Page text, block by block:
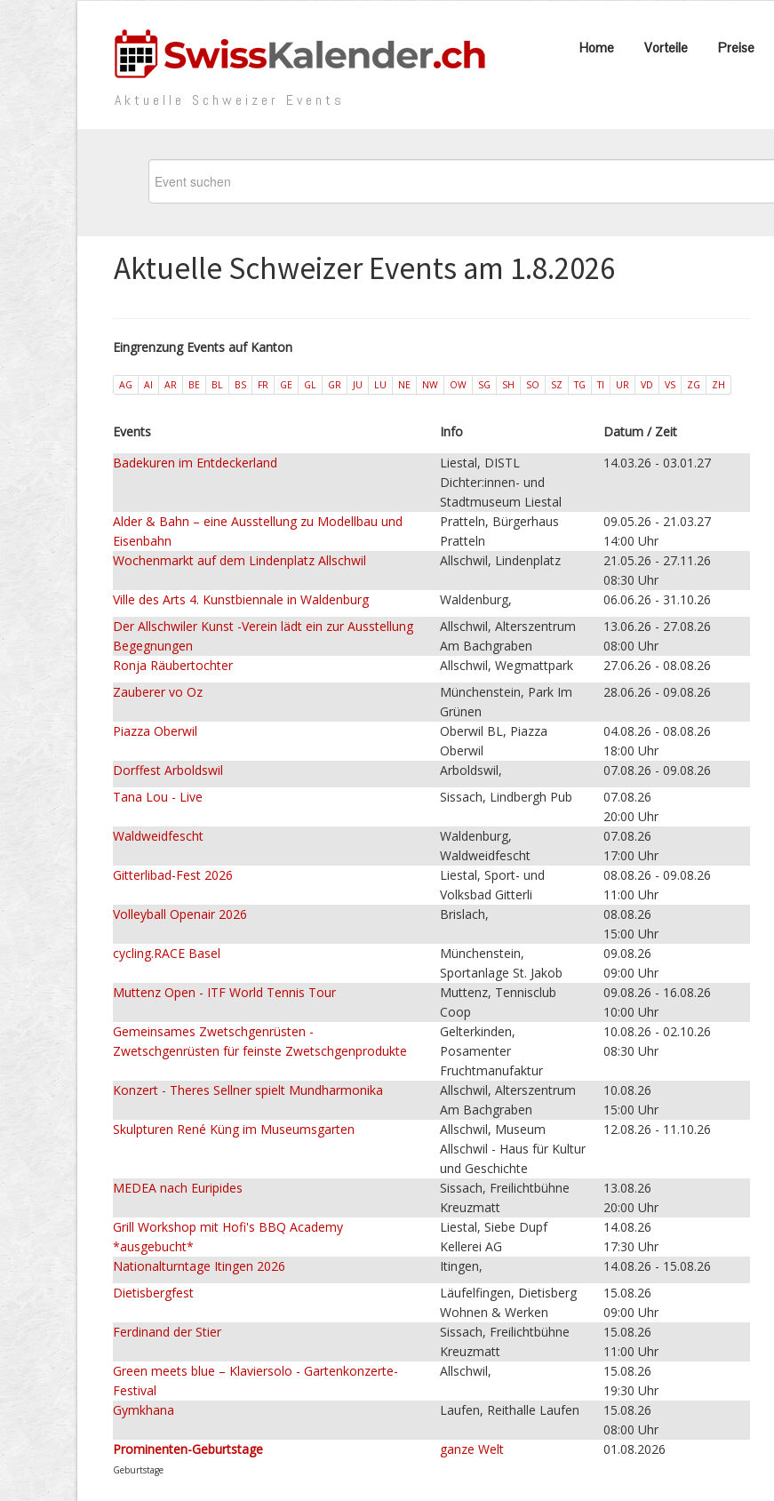
Aktuelle Schweizer Events
Home Vorteile Preise
Aktuelle Schweizer Events am 1.8.2026
Eingrenzung Events auf Kanton
AG AI AR BE BL BS FR GE GL GR JU LU NE NW OW SG SH SO SZ TG TI UR VD VS ZG ZH
Events Info
Datum / Zeit
Badekuren im Entdeckerland
Liestal, DISTL
Dichter:innen- und
Stadtmuseum Liestal
14.03.26 - 03.01.27
Alder & Bahn – eine Ausstellung zu Modellbau und
Eisenbahn
Pratteln, Bürgerhaus
Pratteln
09.05.26 - 21.03.27
14:00 Uhr
Wochenmarkt auf dem Lindenplatz Allschwil
Allschwil, Lindenplatz
21.05.26 - 27.11.26
08:30 Uhr
Ville des Arts 4. Kunstbiennale in Waldenburg
Waldenburg,
06.06.26 - 31.10.26
Der Allschwiler Kunst -Verein lädt ein zur Ausstellung
Begegnungen
Allschwil, Alterszentrum
Am Bachgraben
13.06.26 - 27.08.26
08:00 Uhr
Ronja Räubertochter
Allschwil, Wegmattpark
27.06.26 - 08.08.26
Zauberer vo Oz
Münchenstein, Park Im
Grünen
28.06.26 - 09.08.26
Piazza Oberwil
Oberwil BL, Piazza
Oberwil
04.08.26 - 08.08.26
18:00 Uhr
Dorffest Arboldswil
Arboldswil,
07.08.26 - 09.08.26
Tana Lou - Live
Sissach, Lindbergh Pub
07.08.26
20:00 Uhr
Waldweidfescht
Waldenburg,
Waldweidfescht
07.08.26
17:00 Uhr
Gitterlibad-Fest 2026
Liestal, Sport- und
Volksbad Gitterli
08.08.26 - 09.08.26
11:00 Uhr
Volleyball Openair 2026
Brislach,
08.08.26
15:00 Uhr
cycling.RACE Basel
Münchenstein,
Sportanlage St. Jakob
09.08.26
09:00 Uhr
Muttenz Open - ITF World Tennis Tour
Muttenz, Tennisclub
Coop
09.08.26 - 16.08.26
10:00 Uhr
Gemeinsames Zwetschgenrüsten -
Zwetschgenrüsten für feinste Zwetschgenprodukte
Gelterkinden,
Posamenter
Fruchtmanufaktur
10.08.26 - 02.10.26
08:30 Uhr
Konzert - Theres Sellner spielt Mundharmonika
Allschwil, Alterszentrum
Am Bachgraben
10.08.26
15:00 Uhr
Skulpturen René Küng im Museumsgarten
Allschwil, Museum
Allschwil - Haus für Kultur
und Geschichte
12.08.26 - 11.10.26
MEDEA nach Euripides
Sissach, Freilichtbühne
Kreuzmatt
13.08.26
20:00 Uhr
Grill Workshop mit Hofi's BBQ Academy
*ausgebucht*
Liestal, Siebe Dupf
Kellerei AG
14.08.26
17:30 Uhr
Nationalturntage Itingen 2026
Itingen,
14.08.26 - 15.08.26
Dietisbergfest
Läufelfingen, Dietisberg
Wohnen & Werken
15.08.26
09:00 Uhr
Ferdinand der Stier
Sissach, Freilichtbühne
Kreuzmatt
15.08.26
11:00 Uhr
Green meets blue – Klaviersolo - Gartenkonzerte-
Festival
Allschwil,
15.08.26
19:30 Uhr
Gymkhana
Laufen, Reithalle Laufen
15.08.26
08:00 Uhr
Prominenten-Geburtstage
Geburtstage
ganze Welt 01.08.2026